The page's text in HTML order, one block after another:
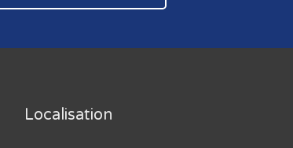
Localisation